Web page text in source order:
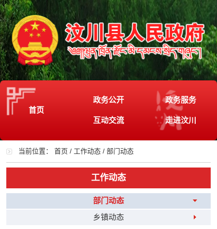
首页
政务公开 政务服务
互动交流 走进汶川
当前位置：首页 / 工作动态 /部门动态
工作动态
部门动态
乡镇动态